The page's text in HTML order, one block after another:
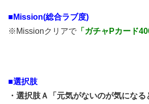
■Mission(総合ラブ度)
※Missionクリアで 「ガチャPカード
■選択肢
・選択肢Ａ「元気がないのが気にな